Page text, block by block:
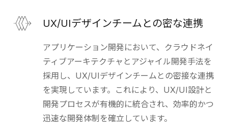
UX/UIデザインチームとの密な連携
アプリケーション開発において、クラウドネイ
ティブアーキテクチャとアジャイル開発手法を
採用し、UX/UIデザインチームとの密接な連携
を実現しています。これにより、UX/UI設計と
開発プロセスが有機的に統合され、効率的かつ
迅速な開発体制を確立しています。